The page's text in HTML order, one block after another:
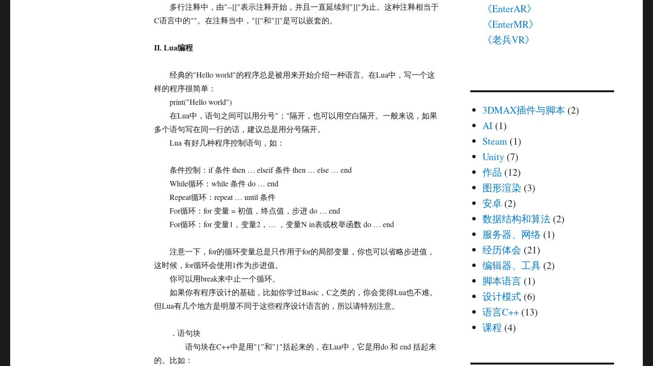
多行注释中，由"--[["表示注释开始，并且一直延续到"]]"为止。这种注释相当于
C语言中的""。在注释当中，"[["和"]]"是可以嵌套的。
II. Lua编程
经典的"Hello world"的程序总是被用来开始介绍一种语言。在Lua中，写一个这
样的程序很简单：
print("Hello world")
在Lua中，语句之间可以用分号"；"隔开，也可以用空白隔开。一般来说，如果
多个语句写在同一行的话，建议总是用分号隔开。
Lua 有好几种程序控制语句，如：
条件控制：if 条件 then … elseif 条件 then … else … end
While循环：while 条件 do … end
Repeat循环：repeat … until 条件
For循环：for 变量 = 初值，终点值，步进 do … end
For循环：for 变量1，变量2，… ，变量N in表或枚举函数 do … end
注意一下，for的循环变量总是只作用于for的局部变量，你也可以省略步进值，
这时候，for循环会使用1作为步进值。
你可以用break来中止一个循环。
如果你有程序设计的基础，比如你学过Basic，C之类的，你会觉得Lua也不难。
但Lua有几个地方是明显不同于这些程序设计语言的，所以请特别注意。
．语句块
语句块在C++中是用"{"和"}"括起来的，在Lua中，它是用do 和 end 括起来
的。比如：
《EnterAR》
《EnterMR》
《老兵VR》
3DMAX插件与脚本 (2)
AI(1)
Steam(1)
Unity(7)
作品 (12)
图形渲染 (3)
安卓(2)
数据结构和算法(2)
服务器、网络 (1)
经历体会 (21)
编辑器、工具(2)
脚本语言(1)
设计模式(6)
语言C++(13)
课程 (4)